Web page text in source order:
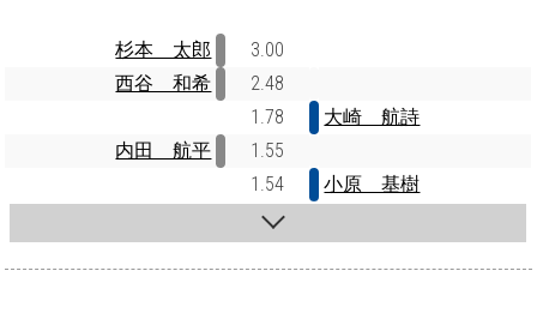
杉本 太郎
3.00
西谷 和希
2.48
1.78
大崎 航詩
内田 航平
1.55
1.54
小原 基樹